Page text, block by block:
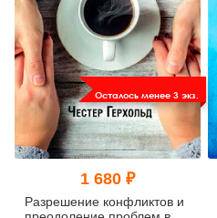
Осталось менее 3 экз.
1 680 ₽
Разрешение конфликтов и